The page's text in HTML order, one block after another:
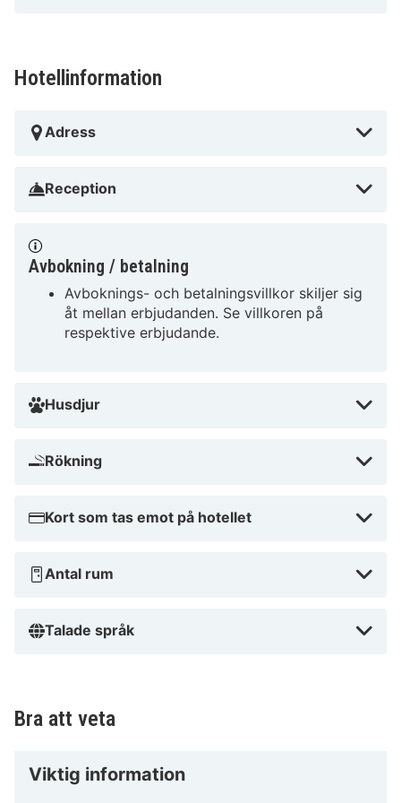
Hotellinformation
Adress
Reception
Avbokning / betalning
Avboknings- och betalningsvillkor skiljer sig
åt mellan erbjudanden. Se villkoren på
respektive erbjudande.
Husdjur
Rökning
Kort som tas emot på hotellet
Antal rum
Talade språk
Bra att veta
Viktig information